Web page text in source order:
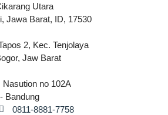
Utara
Jawa Barat, ID, 17530
2, Kec. Tenjolaya
Jaw Barat
Nasution no 102A
Bandung
0811-8881-7758